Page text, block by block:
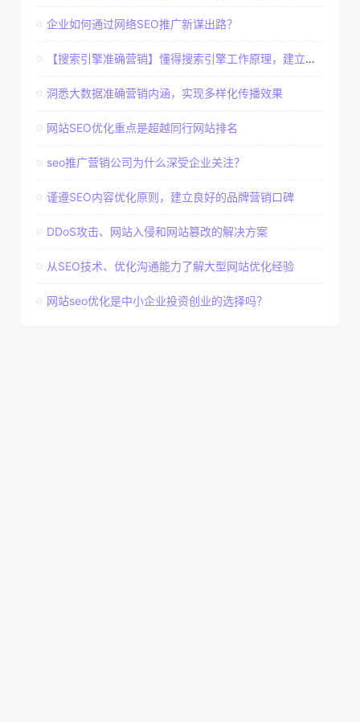
企业如何通过网络SEO推广新谋出路？
【搜索引擎准确营销】懂得搜索引擎工作原理，建立准确客户群体
洞悉大数据准确营销内涵，实现多样化传播效果
网站SEO优化重点是超越同行网站排名
seo推广营销公司为什么深受企业关注？
谨遵SEO内容优化原则，建立良好的品牌营销口碑
DDoS攻击、网站入侵和网站篡改的解决方案
从SEO技术、优化沟通能力了解大型网站优化经验
网站seo优化是中小企业投资创业的选择吗？